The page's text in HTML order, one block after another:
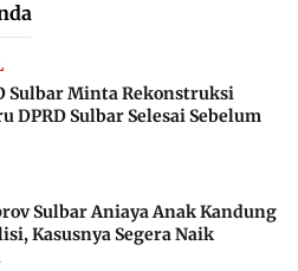
Sulbar Minta Rekonstruksi
DPRD Sulbar Selesai Sebelum
Sulbar Aniaya Anak Kandung
Kasusnya Segera Naik